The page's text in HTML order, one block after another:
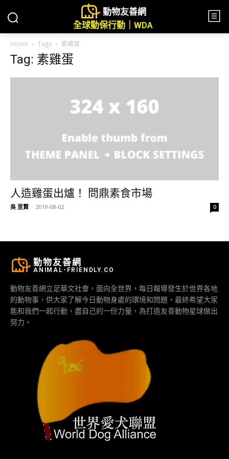
動物友善網
全球動保行動｜WDA
Home Tags 素雞蛋
Tag: 素雞蛋
人造雞蛋出爐！ 問鼎素食市場
吳 昱賢 - 2019-08-02 0
動物友善網
ANIMAL-FRIENDLY.CO
動物友善網立足華文社會，面向全世界，每日報導發生於世界各地
的動物事，供大家了解今日動物身處的環境和問題，最終希望大家
能和我們一起行動，盡自己的一份力量，為打造友善動物星球做出
努力。